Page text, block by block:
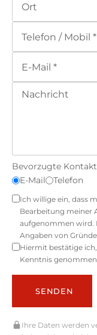
Bevorzugte
E-Mail
Telefon
Ich willige ein, dass
Bearbeitung meiner
aufgenommen wird.
Angaben von
Hiermit bestätige
Kenntnis genommen
SENDEN
Ihre Daten werden